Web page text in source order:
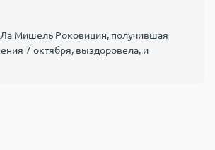
Мишель Роковицин, получившая
7 октября, выздоровела, и